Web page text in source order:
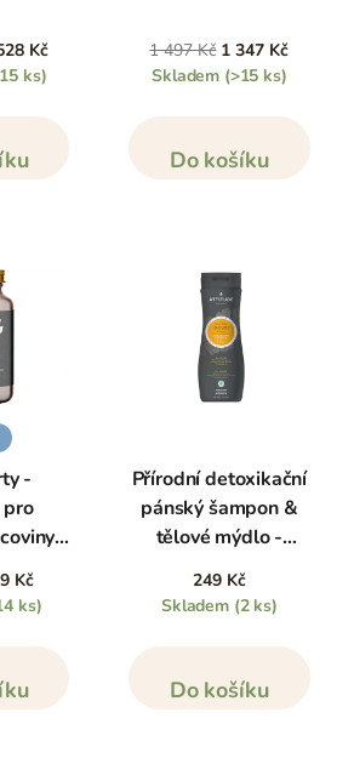
Kč
ks)
1 497 Kč 1 347 Kč
Skladem (>15 ks)
Do košíku
-
Kč
ks)
Přírodní detoxikační
pánský šampon &
tělové mýdlo -
normální vlasy, 473
ml
249 Kč
Skladem (2 ks)
Do košíku